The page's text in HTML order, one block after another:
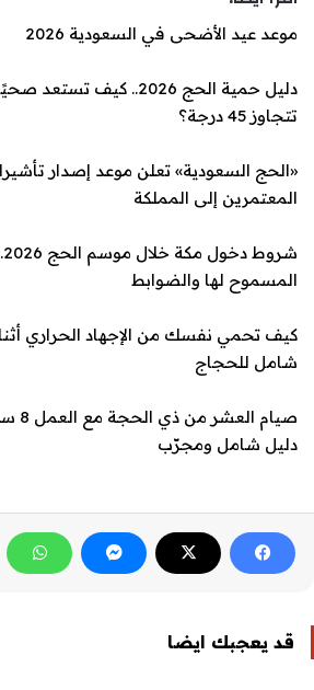
موعد عيد الأضحى في السعودية 2026
دليل حمية الحج 2026.. كيف
تتجاوز 45 درجة؟
«الحج السعودية» تعلن موعد إصدار
‏المعتمرين إلى المملكة
المسموح لها والضوابط
كيف تحمي نفسك من الإجهاد الحراري
شامل للحجاج
دليل شامل ومجرّب
قد يعجبك ايضا